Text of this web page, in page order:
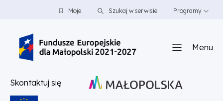
PRZEJDŹ DO TREŚCI
PRZEJDŹ DO MENUMoje Szukaj w serwisie Programy
Menu
Skontaktuj się